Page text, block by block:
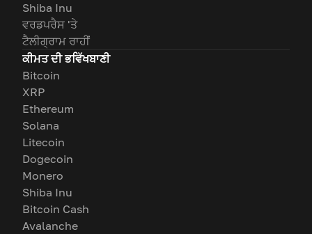
Shiba Inu
ਵਰਡਪਰੈਸ 'ਤੇ
ਟੈਲੀਗ੍ਰਾਮ ਰਾਹੀਂ
ਕੀਮਤ ਦੀ ਭਵਿੱਖਬਾਣੀ
Bitcoin
XRP
Ethereum
Solana
Litecoin
Dogecoin
Monero
Shiba Inu
Bitcoin Cash
Avalanche